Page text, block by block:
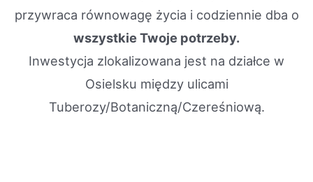
przywraca równowagę życia i codziennie dba o
wszystkie Twoje potrzeby.
Inwestycja zlokalizowana jest na działce w
Osielsku między ulicami
Tuberozy/Botaniczną/Czereśniową.